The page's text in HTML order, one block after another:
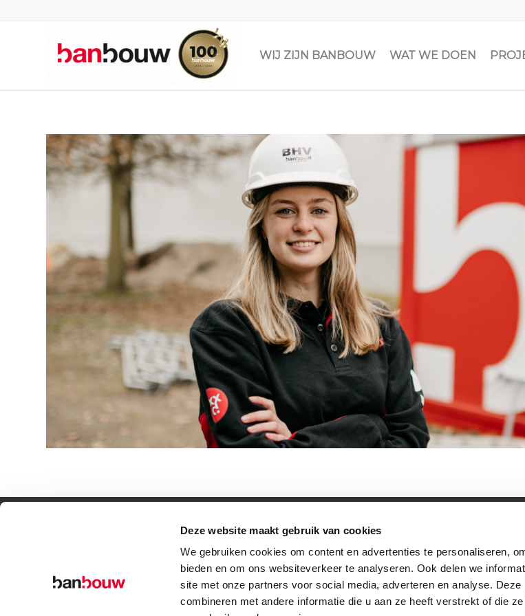
Deze website maakt gebruik van cookies
We gebruiken cookies om content en advertenties te personaliseren,
bieden en om ons websiteverkeer te analyseren. Ook delen we
site met onze partners voor social media, adverteren en analyse.
combineren met andere informatie die u aan ze heeft verstrekt of die
WIJ ZIJN BANBOUW WAT WE DOEN
© Copyright – BanBouw | Onderdeel van deBanGroep|Algemene voorwaarden|Privacybeleid